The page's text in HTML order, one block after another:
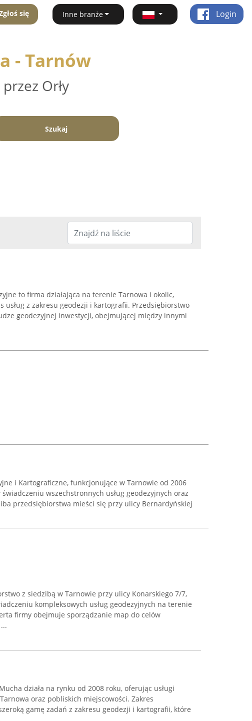
się Inne branże Login
- Tarnów
Orły
Szukaj
to firma działająca na terenie Tarnowa i okolic,
usług z zakresu geodezji i kartografii. Przedsiębiorstwo
geodezyjnej inwestycji, obejmującej między innymi
i Kartograficzne, funkcjonujące w Tarnowie od 2006
wszechstronnych usług geodezyjnych oraz
przedsiębiorstwa mieści się przy ulicy Bernardyńskiej
z siedzibą w Tarnowie przy ulicy Konarskiego 7/7,
kompleksowych usług geodezyjnych na terenie
firmy obejmuje sporządzanie map do celów
działa na rynku od 2008 roku, oferując usługi
oraz pobliskich miejscowości. Zakres
gamę zadań z zakresu geodezji i kartografii, które